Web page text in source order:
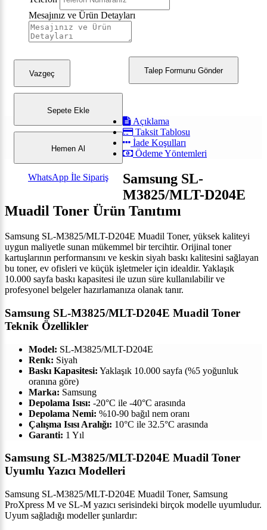
Mesajınız ve Ürün Detayları
Talep Formunu Gönder
Vazgeç
Sepete Ekle
Hemen Al
WhatsApp İle Sipariş
Açıklama
Taksit Tablosu
İade Koşulları
Ödeme Yöntemleri
Samsung SL-
M3825/MLT-D204E
Muadil Toner Ürün Tanıtımı
Samsung SL-M3825/MLT-D204E Muadil Toner, yüksek kaliteyi
uygun maliyetle sunan mükemmel bir tercihtir. Orijinal toner
kartuşlarının performansını ve keskin siyah baskı kalitesini sağlayan
bu toner, ev ofisleri ve küçük işletmeler için idealdir. Yaklaşık
10.000 sayfa baskı kapasitesi ile uzun süre kullanılabilir ve
profesyonel belgeler hazırlamanıza olanak tanır.
Samsung SL-M3825/MLT-D204E Muadil Toner
Teknik Özellikler
Model: SL-M3825/MLT-D204E
Renk: Siyah
Baskı Kapasitesi: Yaklaşık 10.000 sayfa (%5 yoğunluk
oranına göre)
Marka: Samsung
Depolama Isısı: -20°C ile -40°C arasında
Depolama Nemi: %10-90 bağıl nem oranı
Çalışma Isısı Aralığı: 10°C ile 32.5°C arasında
Garanti: 1 Yıl
Samsung SL-M3825/MLT-D204E Muadil Toner
Uyumlu Yazıcı Modelleri
Samsung SL-M3825/MLT-D204E Muadil Toner, Samsung
ProXpress M ve SL-M yazıcı serisindeki birçok modelle uyumludur.
Uyum sağladığı modeller şunlardır: